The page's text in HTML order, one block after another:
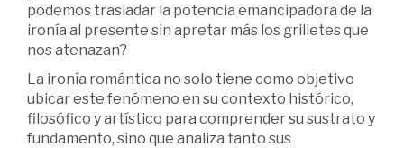
podemos trasladar la potencia emancipadora de la
ironía al presente sin apretar más los grilletes que
nos atenazan?
La ironía romántica no solo tiene como objetivo
ubicar este fenómeno en su contexto histórico,
filosófico y artístico para comprender su sustrato y
fundamento, sino que analiza tanto sus